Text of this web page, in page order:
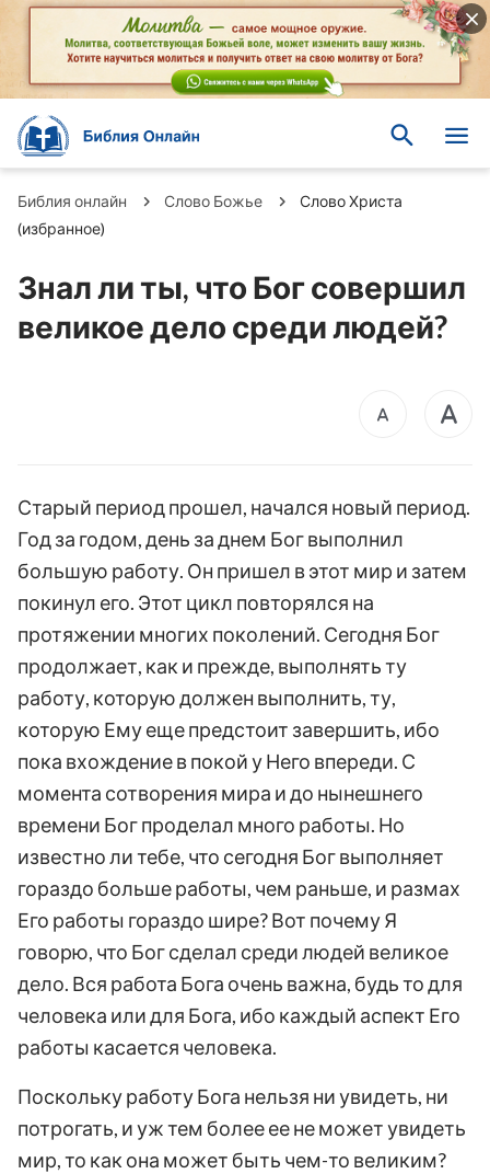
Библия онлайн Слово Божье
Слово Христа
(избранное)
Знал ли ты, что Бог совершил
великое дело среди людей?
Старый период прошел, начался новый период.
Год за годом, день за днем Бог выполнил
большую работу. Он пришел в этот мир и затем
покинул его. Этот цикл повторялся на
протяжении многих поколений. Сегодня Бог
продолжает, как и прежде, выполнять ту
работу, которую должен выполнить, ту,
которую Ему еще предстоит завершить, ибо
пока вхождение в покой у Него впереди. С
момента сотворения мира и до нынешнего
времени Бог проделал много работы. Но
известно ли тебе, что сегодня Бог выполняет
гораздо больше работы, чем раньше, и размах
Его работы гораздо шире? Вот почему Я
говорю, что Бог сделал среди людей великое
дело. Вся работа Бога очень важна, будь то для
человека или для Бога, ибо каждый аспект Его
работы касается человека.
Поскольку работу Бога нельзя ни увидеть, ни
потрогать, и уж тем более ее не может увидеть
мир, то как она может быть чем-то великим?